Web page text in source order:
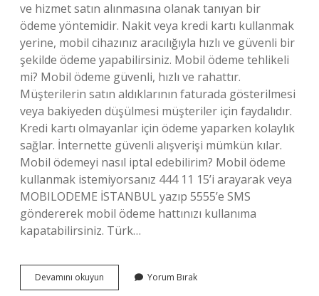
ve hizmet satın alınmasına olanak tanıyan bir
ödeme yöntemidir. Nakit veya kredi kartı kullanmak
yerine, mobil cihazınız aracılığıyla hızlı ve güvenli bir
şekilde ödeme yapabilirsiniz. Mobil ödeme tehlikeli
mi? Mobil ödeme güvenli, hızlı ve rahattır.
Müşterilerin satın aldıklarının faturada gösterilmesi
veya bakiyeden düşülmesi müşteriler için faydalıdır.
Kredi kartı olmayanlar için ödeme yaparken kolaylık
sağlar. İnternette güvenli alışverişi mümkün kılar.
Mobil ödemeyi nasıl iptal edebilirim? Mobil ödeme
kullanmak istemiyorsanız 444 11 15’i arayarak veya
MOBILODEME İSTANBUL yazıp 5555’e SMS
göndererek mobil ödeme hattınızı kullanıma
kapatabilirsiniz. Türk…
Devamını okuyun
Hesaptan
Yorum Bırak